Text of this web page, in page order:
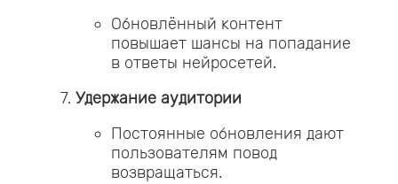
Обновлённый контент
повышает шансы на попадание
в ответы нейросетей.
Удержание аудитории
Постоянные обновления дают
пользователям повод
возвращаться.